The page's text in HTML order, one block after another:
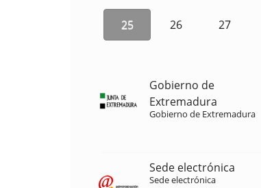
25 26 27
Gobierno de
Extremadura
Gobierno de Extremadura
Sede electrónica
Sede electrónica